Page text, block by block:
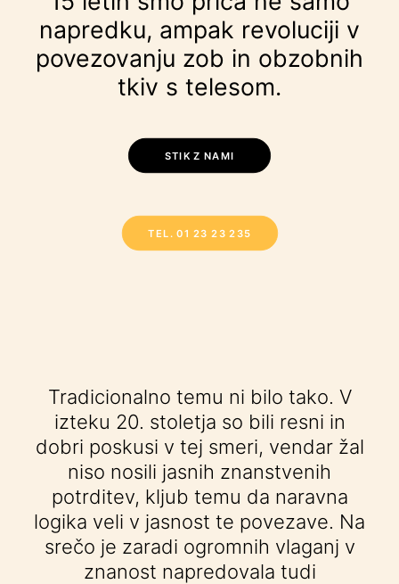
napredku, ampak revoluciji v
povezovanju zob in obzobnih
tkiv s telesom.
STIK Z NAMI
TEL. 01 23 23 235
Tradicionalno temu ni bilo tako. V
izteku 20. stoletja so bili resni in
dobri poskusi v tej smeri, vendar žal
niso nosili jasnih znanstvenih
potrditev, kljub temu da naravna
logika veli v jasnost te povezave. Na
srečo je zaradi ogromnih vlaganj v
znanost napredovala tudi